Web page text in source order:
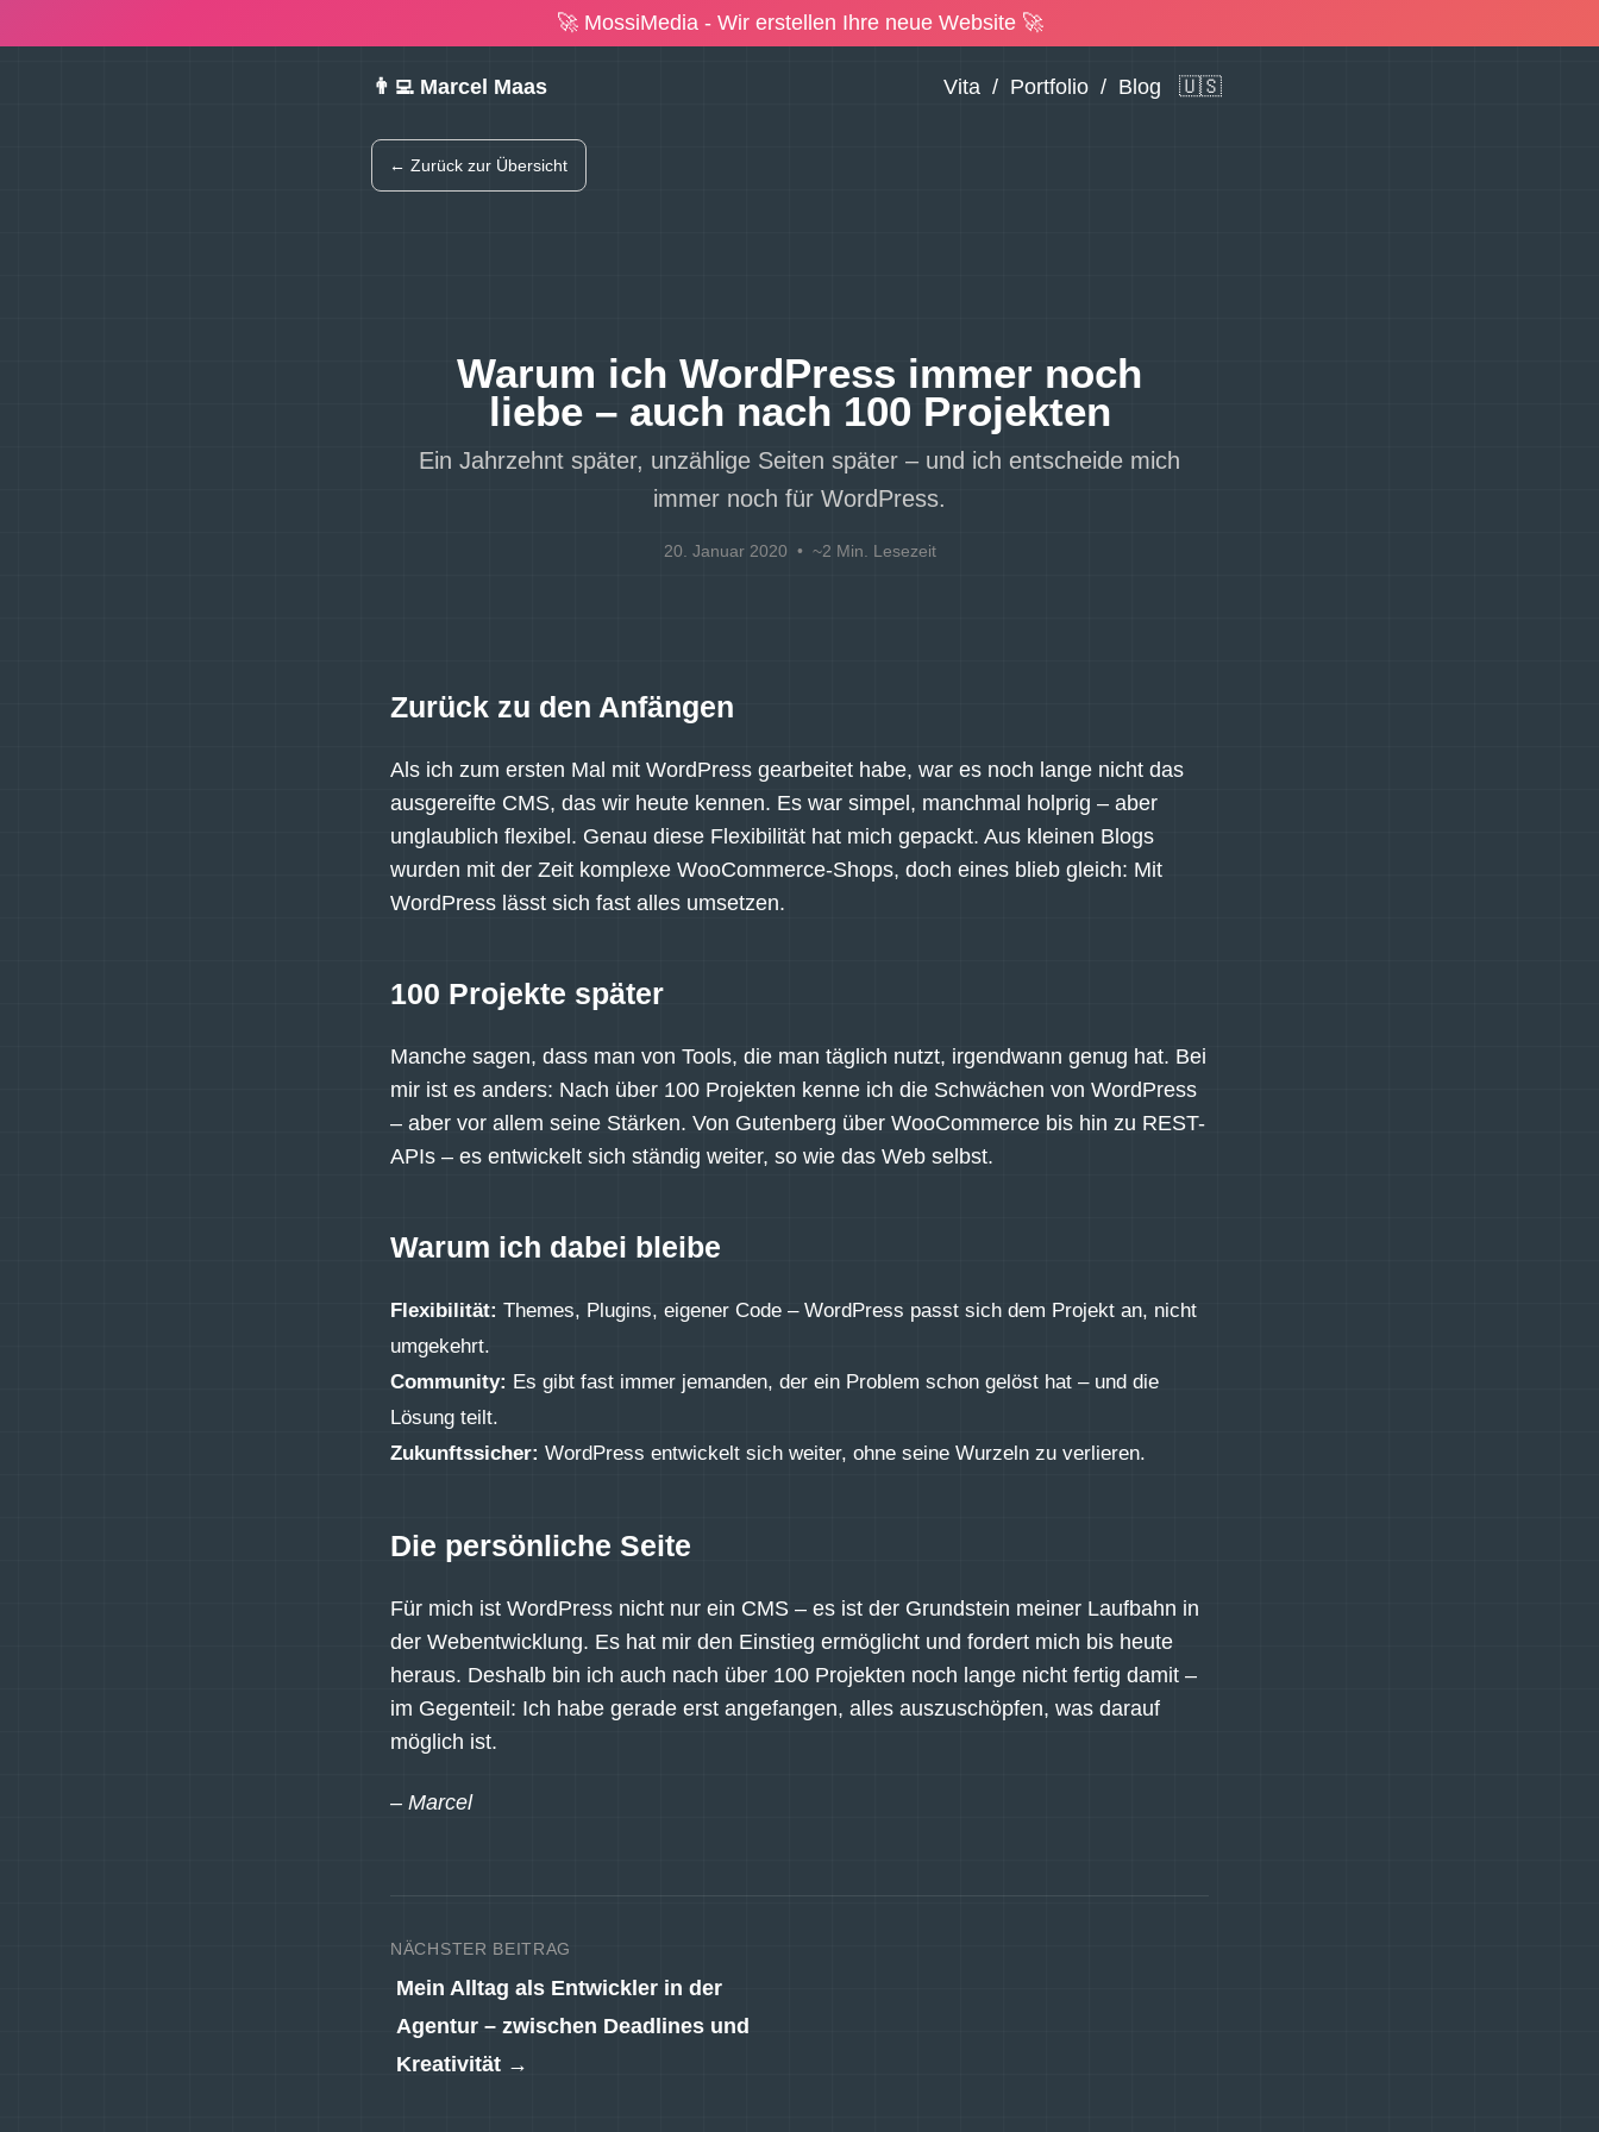
🚀 MossiMedia - Wir erstellen Ihre neue Website 🚀
👨‍💻 Marcel Maas Vita / Portfolio / Blog 🇺🇸
← Zurück zur Übersicht
Warum ich WordPress immer noch
liebe – auch nach 100 Projekten
Ein Jahrzehnt später, unzählige Seiten später – und ich entscheide mich
immer noch für WordPress.
20. Januar 2020 • ~2 Min. Lesezeit
Zurück zu den Anfängen
Als ich zum ersten Mal mit WordPress gearbeitet habe, war es noch lange nicht das
ausgereifte CMS, das wir heute kennen. Es war simpel, manchmal holprig – aber
unglaublich flexibel. Genau diese Flexibilität hat mich gepackt. Aus kleinen Blogs
wurden mit der Zeit komplexe WooCommerce-Shops, doch eines blieb gleich: Mit
WordPress lässt sich fast alles umsetzen.
100 Projekte später
Manche sagen, dass man von Tools, die man täglich nutzt, irgendwann genug hat. Bei
mir ist es anders: Nach über 100 Projekten kenne ich die Schwächen von WordPress
– aber vor allem seine Stärken. Von Gutenberg über WooCommerce bis hin zu REST-
APIs – es entwickelt sich ständig weiter, so wie das Web selbst.
Warum ich dabei bleibe
Flexibilität: Themes, Plugins, eigener Code – WordPress passt sich dem Projekt an, nicht
umgekehrt.
Community: Es gibt fast immer jemanden, der ein Problem schon gelöst hat – und die
Lösung teilt.
Zukunftssicher: WordPress entwickelt sich weiter, ohne seine Wurzeln zu verlieren.
Die persönliche Seite
Für mich ist WordPress nicht nur ein CMS – es ist der Grundstein meiner Laufbahn in
der Webentwicklung. Es hat mir den Einstieg ermöglicht und fordert mich bis heute
heraus. Deshalb bin ich auch nach über 100 Projekten noch lange nicht fertig damit –
im Gegenteil: Ich habe gerade erst angefangen, alles auszuschöpfen, was darauf
möglich ist.
– Marcel
NÄCHSTER BEITRAG
Mein Alltag als Entwickler in der
Agentur – zwischen Deadlines und
Kreativität →